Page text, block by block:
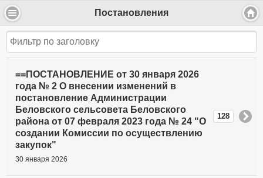
Постановления
==ПОСТАНОВЛЕНИЕ от 30 января 2026
года № 2 О внесении изменений в
постановление Администрации
Беловского сельсовета Беловского
района от 07 февраля 2023 года № 24 "О
создании Комиссии по осуществлению
закупок"
30 января 2026
128